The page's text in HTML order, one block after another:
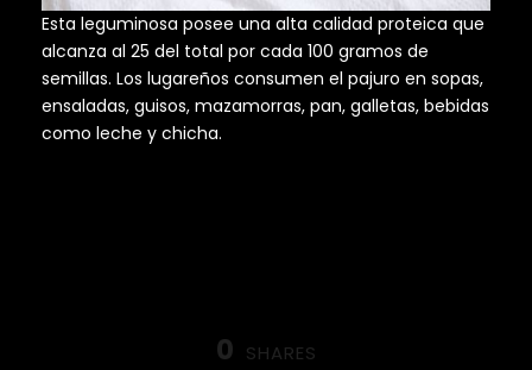
Esta leguminosa posee una alta calidad proteica que
alcanza al 25 del total por cada 100 gramos de
semillas. Los lugareños consumen el pajuro en sopas,
ensaladas, guisos, mazamorras, pan, galletas, bebidas
como leche y chicha.
0 SHARES